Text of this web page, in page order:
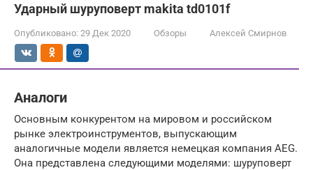
Ударный шуруповерт makita td0101f
Опубликовано: 29 Дек 2020 Обзоры Алексей Смирнов
Аналоги
Основным конкурентом на мировом и российском
рынке электроинструментов, выпускающим
аналогичные модели является немецкая компания AEG.
Она представлена следующими моделями: шуруповерт